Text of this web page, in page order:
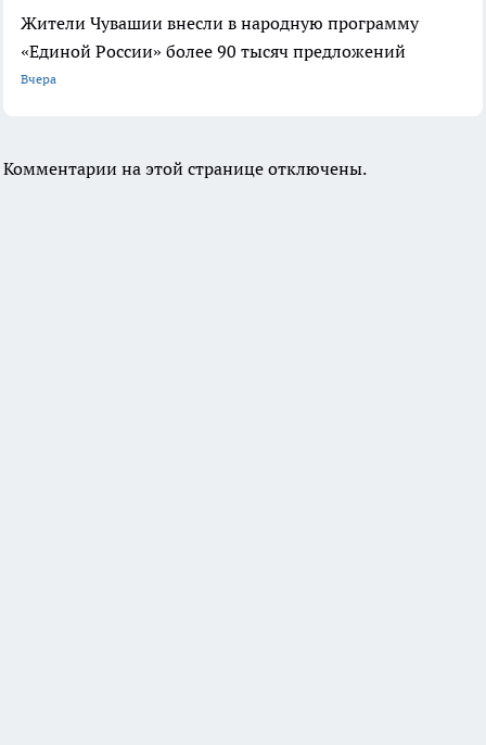
Жители Чувашии внесли в народную программу
«Единой России» более 90 тысяч предложений
Вчера
Комментарии на этой странице отключены.